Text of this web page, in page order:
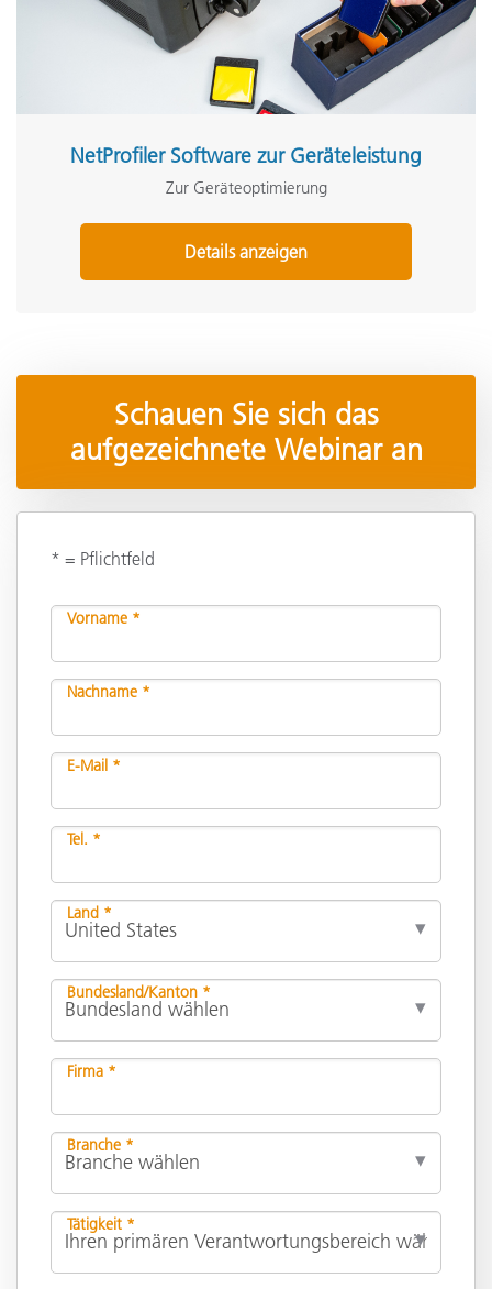
NetProfiler Software zur Geräteleistung
Zur Geräteoptimierung
Details anzeigen
Schauen Sie sich das
aufgezeichnete Webinar an
* = Pflichtfeld
Vorname *
Nachname *
E-Mail *
Tel. *
Land *
Bundesland/Kanton *
Firma *
Branche *
Tätigkeit *